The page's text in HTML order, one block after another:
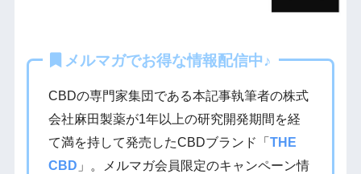
メルマガでお得な情報配信中♪
CBDの専門家集団である本記事執筆者の株式
会社麻田製薬が1年以上の研究開発期間を経
て満を持して発売したCBDブランド「 THE
CBD 」。メルマガ会員限定のキャンペーン情